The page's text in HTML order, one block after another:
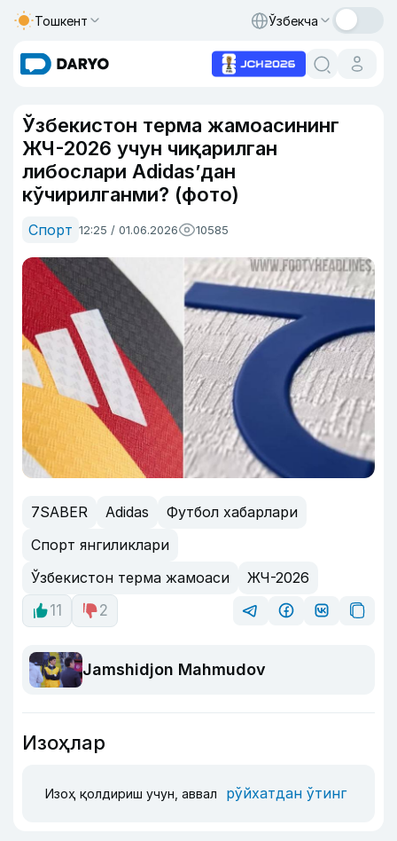
Тошкент Ўзбекча
Ўзбекистон терма жамоасининг
ЖЧ-2026 учун чиқарилган
либослари Adidas’дан
кўчирилганми? (фото)
Спорт 12:25 / 01.06.2026 10585
7SABER Adidas
Футбол хабарлари
Спорт янгиликлари
Ўзбекистон терма жамоаси
ЖЧ-2026
11
2
Jamshidjon Mahmudov
Изоҳлар
Изоҳ қолдириш учун, аввал рўйхатдан ўтинг